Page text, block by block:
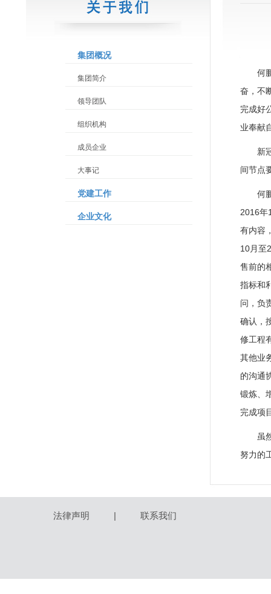
集团概况
集团简介
领导团队
组织机构
成员企业
大事记
党建工作
企业文化
何
奋，不
完成好
业奉献
新
间节点
何
2016年
有内容
10月至
售前的
指标和
问，负
确认，
修工程
其他业
的沟通
锻炼、
完成项
虽
努力的
法律声明 | 联系我们